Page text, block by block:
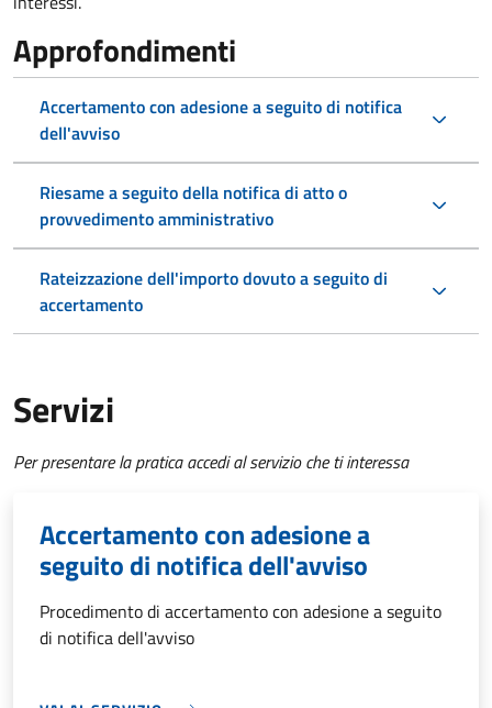
Approfondimenti
Accertamento con adesione a seguito di notifica
dell'avviso
Riesame a seguito della notifica di atto o
provvedimento amministrativo
Rateizzazione dell'importo dovuto a seguito di
accertamento
Servizi
Per presentare la pratica accedi al servizio che ti interessa
Accertamento con adesione a
seguito di notifica dell'avviso
Procedimento di accertamento con adesione a seguito
di notifica dell'avviso